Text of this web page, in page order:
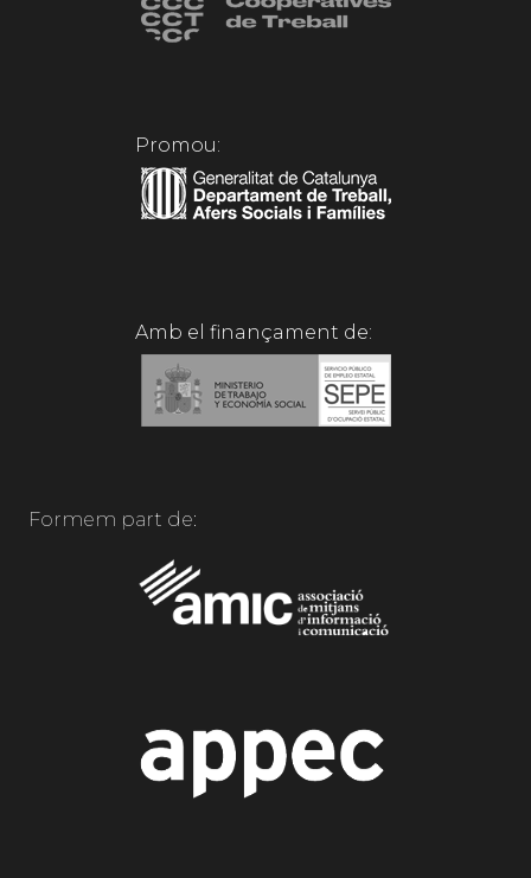
Promou:
Amb el finançament de:
Formem part de: